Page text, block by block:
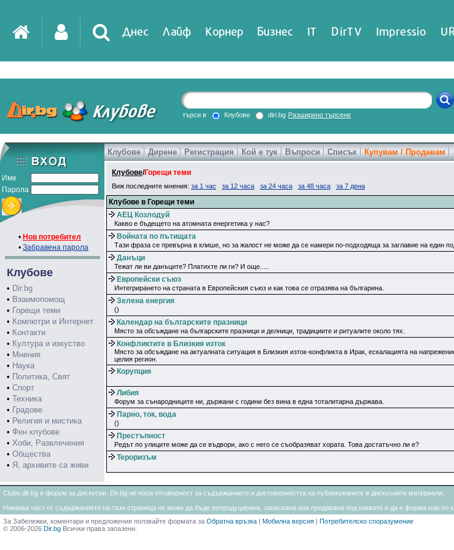
Днес Лайф Корнер Бизнес IT DirTV Impressio
търси в Клубове diri.bg Разширено търсене
Име
Парола
• Нов потребител
• Забравена парола
Клубове
• Dir.bg
• Взаимопомощ
• Горещи теми
• Компютри и Интернет
• Контакти
• Култура и изкуство
• Мнения
• Наука
• Политика, Свят
• Спорт
• Техника
• Градове
• Религия и мистика
• Фен клубове
• Хоби, Развлечения
• Общества
• Я, архивите са живи
Клубове Дирене Регистрация Кой е тук Въпроси Списък Купувам / Продавам
Клубове/Горещи теми
Виж последните мнения: за 1 час за 12 часа за 24 часа за 48 часа за 7 дена
Клубове в Горещи теми
АЕЦ Козлодуй
Какво е бъдещето на атомната енергетика у нас?
Войната по пътищата
Тази фраза се превърна в клише, но за жалост не може да се намери по-подходяща за заглавие на един
Данъци
Тежат ли ви данъците? Платихте ли ги? И още.....
Европейски съюз
Интегрирането на страната в Европейския съюз и как това се отразява на българина.
Зелена енергия
()
Календар на българските празници
Място за обсъждане на българските празници и делници, традициите и ритуалите около тях.
Конфликтите в Близкия изток
Място за обсъждане на актуалната ситуация в Близкия изток-конфликта в Ирак, ескалацията на
целия регион.
Корупция
Либия
Форум за сънародниците ни, държани с години без вина в една тоталитарна държава.
Парно, ток, вода
()
Престъпност
Редът по улиците може да се въдвори, ако с него се съобразяват хората. Това достатъчно ли е?
Тероризъм
Clubs.dir.bg е форум за дискусии. Dir.bg не носи отговорност за съдържанието и достоверността на публикуваните в дискусиите материали.
Никаква част от съдържанието на тази страница не може да бъде репродуцирана, записвана или предавана под каквато и да е форма или по
За Забележки, коментари и предложения ползвайте формата за Обратна връзка | Мобилна версия | Потребителско споразумение
© 2006-2026 Dir.bg Всички права запазени.